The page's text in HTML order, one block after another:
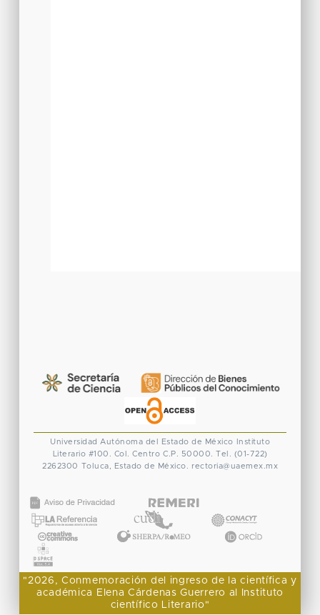
Universidad Autónoma del Estado de México
Instituto
Literario #100. Col. Centro C.P. 50000. Tel. (01-722)
2262300 Toluca, Estado de México. rectoria@uaemex.mx
"2026, Conmemoración del ingreso de la científica y
académica Elena Cárdenas Guerrero al Instituto
científico Literario"